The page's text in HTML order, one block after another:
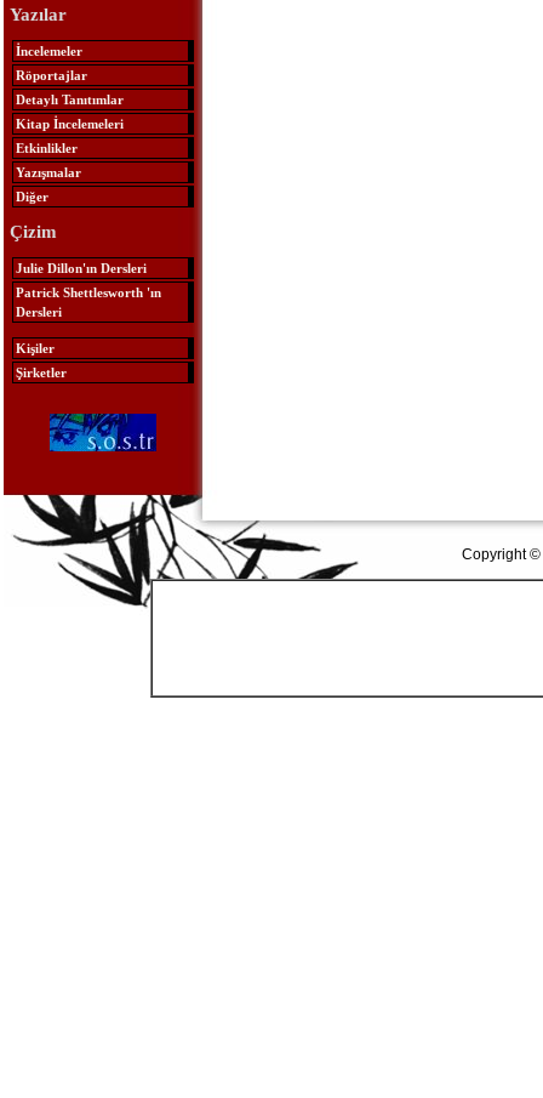
Yazılar
İncelemeler
Röportajlar
Detaylı Tanıtımlar
Kitap İncelemeleri
Etkinlikler
Yazışmalar
Diğer
Çizim
Julie Dillon'ın Dersleri
Patrick Shettlesworth 'ın
Dersleri
Kişiler
Şirketler
Copyright ©